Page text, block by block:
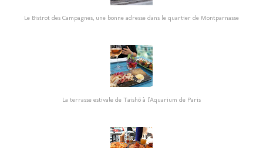
Le Bistrot des Campagnes, une bonne adresse dans le quartier de Montparnasse
La terrasse estivale de Taishō à l'Aquarium de Paris